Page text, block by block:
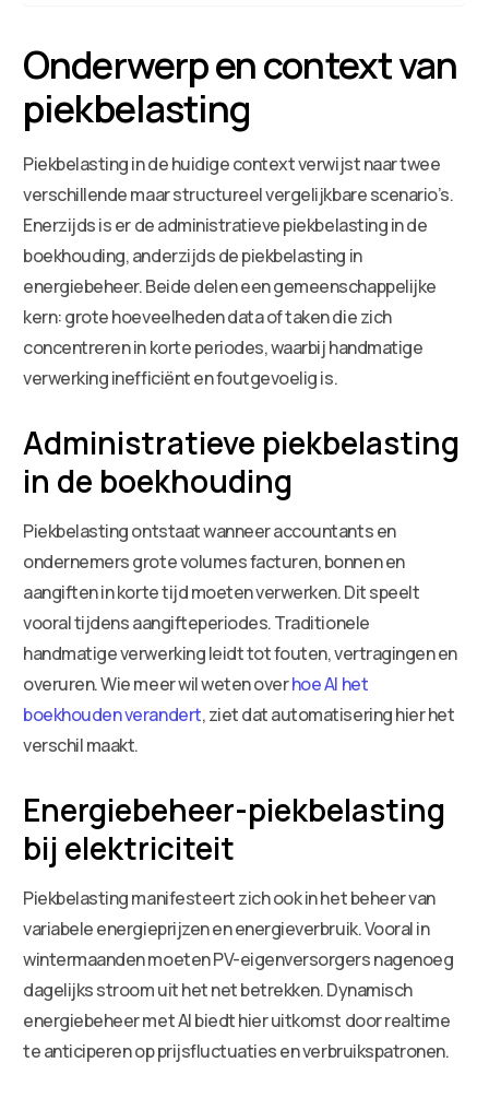
Onderwerp en context van
piekbelasting
Piekbelasting in de huidige context verwijst naar twee
verschillende maar structureel vergelijkbare scenario’s.
Enerzijds is er de administratieve piekbelasting in de
boekhouding, anderzijds de piekbelasting in
energiebeheer. Beide delen een gemeenschappelijke
kern: grote hoeveelheden data of taken die zich
concentreren in korte periodes, waarbij handmatige
verwerking inefficiënt en foutgevoelig is.
Administratieve piekbelasting
in de boekhouding
Piekbelasting ontstaat wanneer accountants en
ondernemers grote volumes facturen, bonnen en
aangiften in korte tijd moeten verwerken. Dit speelt
vooral tijdens aangifteperiodes. Traditionele
handmatige verwerking leidt tot fouten, vertragingen en
overuren. Wie meer wil weten overhoe AI het
boekhouden verandert, ziet dat automatisering hier het
verschil maakt.
Energiebeheer-piekbelasting
bij elektriciteit
Piekbelasting manifesteert zich ook in het beheer van
variabele energieprijzen en energieverbruik. Vooral in
wintermaanden moeten PV-eigenversorgers nagenoeg
dagelijks stroom uit het net betrekken. Dynamisch
energiebeheer met AI biedt hier uitkomst door realtime
te anticiperen op prijsfluctuaties en verbruikspatronen.